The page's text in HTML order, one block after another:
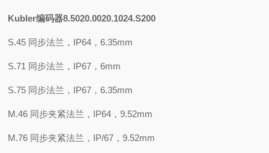
Kubler编码器8.5020.0020.1024.S200
S.45 同步法兰，IP64，6.35mm
S.71 同步法兰，IP67，6mm
S.75 同步法兰，IP67，6.35mm
M.46 同步夹紧法兰，IP64，9.52mm
M.76 同步夹紧法兰，IP/67，9.52mm